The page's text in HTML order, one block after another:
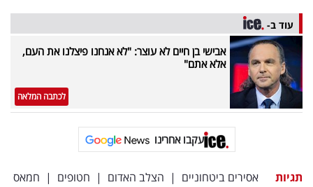
עוד ב-
אבישי בן חיים לא עוצר: "לא אנחנו פיצלנו את העם,
אלא אתם"
לכתבה המלאה
עקבו אחרינו
תגיות אסירים ביטחוניים | הצלב האדום | חטופים | חמאס